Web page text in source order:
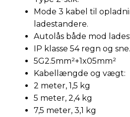
Mode 3 kabel til
ladestandere.
Autolås både mod
IP klasse 54 regn og sne.
5G2.5mm²+1x05mm²
Kabellængde og vægt:
2 meter, 1,5 kg
5 meter, 2,4 kg
7,5 meter, 3,1 kg